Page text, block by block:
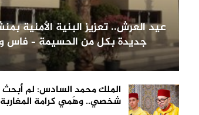
عيد العرش.. تعزيز البنية الأمنية
جديدة بكل من الحسيمة – فاس و
الملك محمد السادس: لم
شخصي.. وهَمي كرامة المغاربة